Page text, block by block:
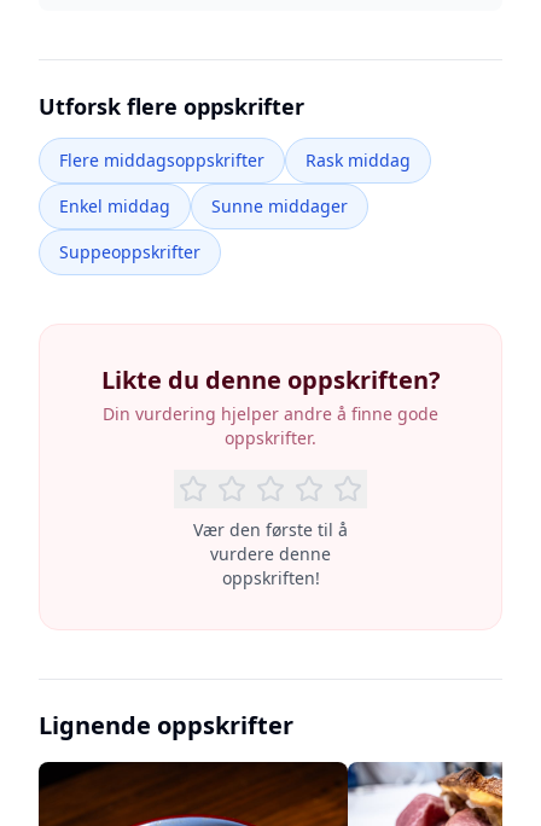
Utforsk flere oppskrifter
Flere middagsoppskrifter
Rask middag
Enkel middag
Sunne middager
Suppeoppskrifter
Likte du denne oppskriften?
Din vurdering hjelper andre å finne gode
oppskrifter.
Vær den første til å
vurdere denne
oppskriften!
Lignende oppskrifter